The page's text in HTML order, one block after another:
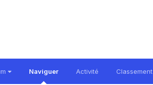
Naviguer Activité Classement